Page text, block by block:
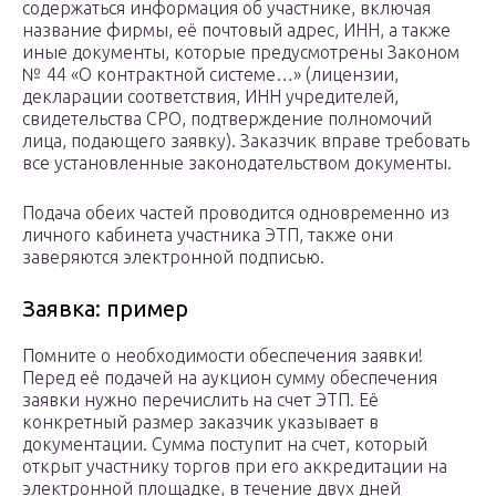
содержаться информация об участнике, включая
название фирмы, её почтовый адрес, ИНН, а также
иные документы, которые предусмотрены Законом
№ 44 «О контрактной системе…» (лицензии,
декларации соответствия, ИНН учредителей,
свидетельства СРО, подтверждение полномочий
лица, подающего заявку). Заказчик вправе требовать
все установленные законодательством документы.
Подача обеих частей проводится одновременно из
личного кабинета участника ЭТП, также они
заверяются электронной подписью.
Заявка: пример
Помните о необходимости обеспечения заявки!
Перед её подачей на аукцион сумму обеспечения
заявки нужно перечислить на счет ЭТП. Её
конкретный размер заказчик указывает в
документации. Сумма поступит на счет, который
открыт участнику торгов при его аккредитации на
электронной площадке, в течение двух дней